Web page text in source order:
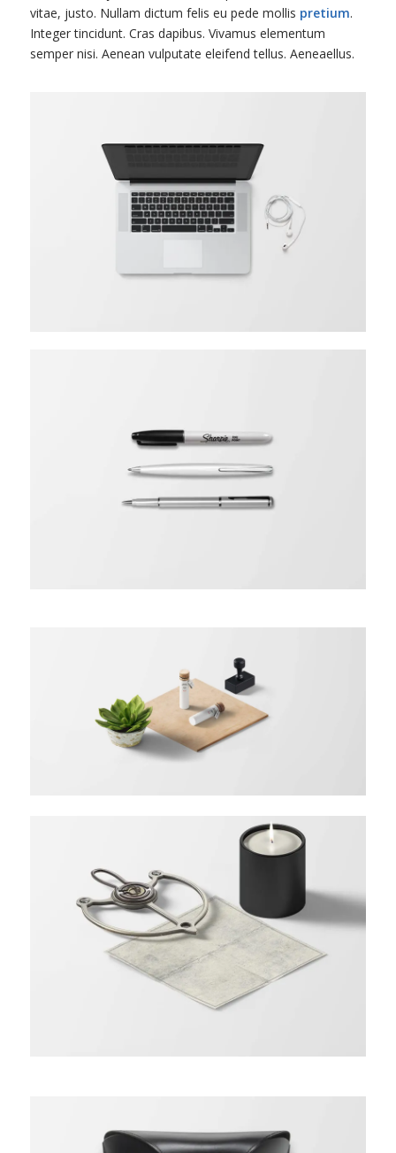
vitae, justo. Nullam dictum felis eu pede mollis pretium.
Integer tincidunt. Cras dapibus. Vivamus elementum
semper nisi. Aenean vulputate eleifend tellus. Aeneaellus.